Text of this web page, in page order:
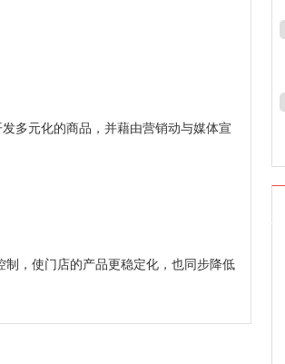
多元化的商品，并藉由营销动与媒体宣
，使门店的产品更稳定化，也同步降低